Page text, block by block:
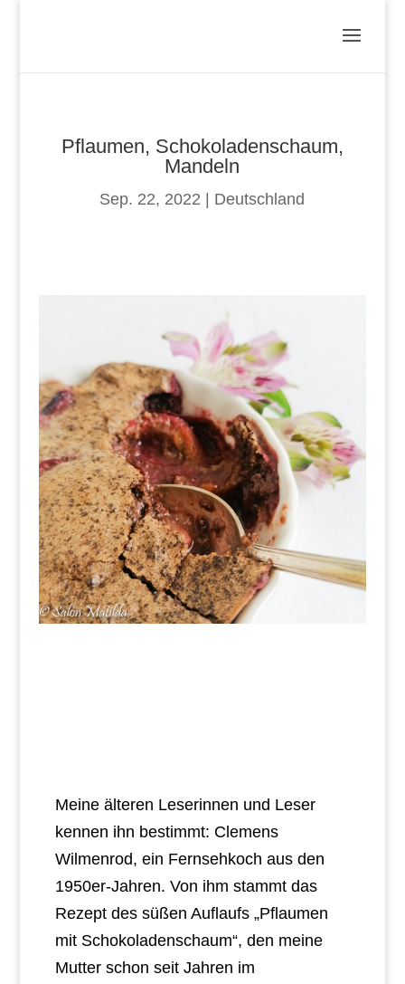
Pflaumen, Schokoladenschaum,
Mandeln
Sep. 22, 2022 Deutschland
Meine älteren Leserinnen und Leser
kennen ihn bestimmt: Clemens
Wilmenrod, ein Fernsehkoch aus den
1950er-Jahren. Von ihm stammt das
Rezept des süßen Auflaufs „Pflaumen
mit Schokoladenschaum“, den meine
Mutter schon seit Jahren im